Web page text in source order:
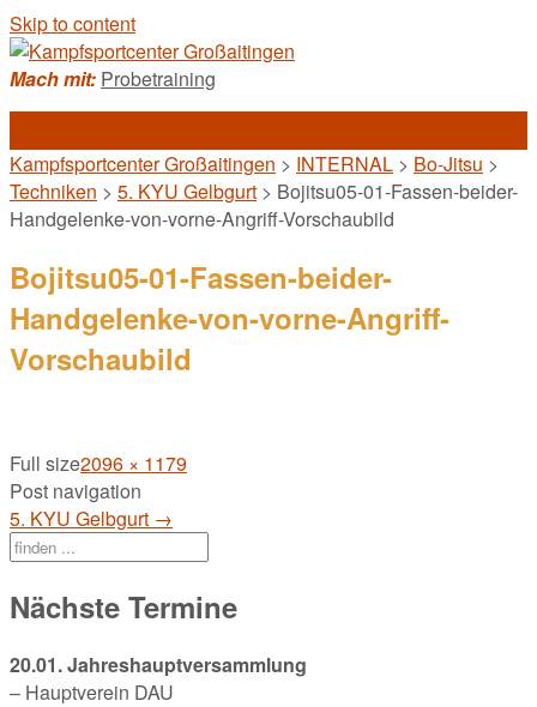
Skip to content
Mach mit: Probetraining
Kampfsportcenter Großaitingen > INTERNAL > Bo-Jitsu >
Techniken > 5. KYU Gelbgurt > Bojitsu05-01-Fassen-beider-
Handgelenke-von-vorne-Angriff-Vorschaubild
Bojitsu05-01-Fassen-beider-
Handgelenke-von-vorne-Angriff-
Vorschaubild
Full size2096 × 1179
Post navigation
5. KYU Gelbgurt →
Nächste Termine
20.01. Jahreshauptversammlung
– Hauptverein DAU